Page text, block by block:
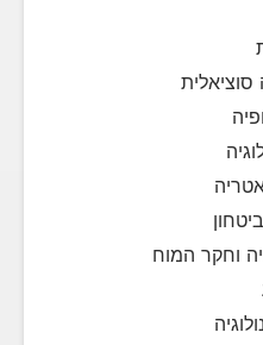
וחקר המוח